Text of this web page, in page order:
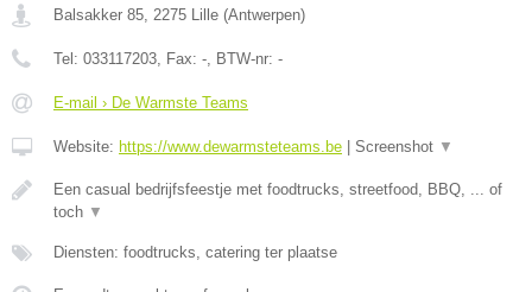
Balsakker 85, 2275 Lille (Antwerpen)
Tel: 033117203, Fax: -, BTW-nr: -
E-mail › De Warmste Teams
Website: https://www.dewarmsteteams.be Screenshot ▼
Een casual bedrijfsfeestje met foodtrucks, streetfood, BBQ, ... of
toch ▼
Diensten: foodtrucks, catering ter plaatse